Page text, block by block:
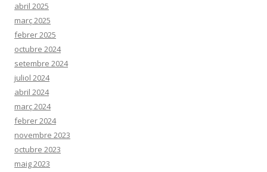
abril 2025
març 2025
febrer 2025
octubre 2024
setembre 2024
juliol 2024
abril 2024
març 2024
febrer 2024
novembre 2023
octubre 2023
maig 2023